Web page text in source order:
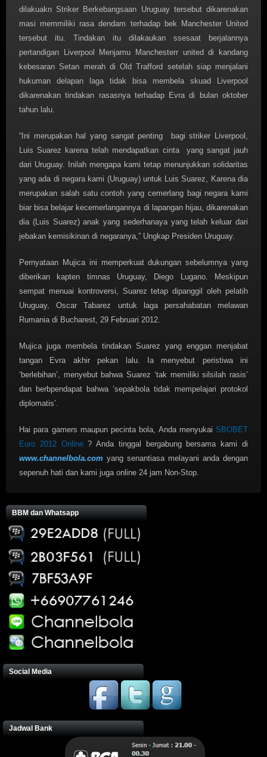
dilakuakn Striker Berkebangsaan Uruguay tersebut dikarenakan
masi memmiliki rasa dendam terhadap bek Manchester United
tersebut itu. Tindakan itu dilakaukan ssesaat berjalannya
pertandigan Liverpool Menjamu Manchesterr united di kandang
kebesaran Setan merah di Old Trafford setelah siap menjalani
hukuman delapan laga tidak bisa membela skuad Liverpool
dikarenakan tindakan rasasnya terhadap Evra di bulan oktober
tahun lalu.
“Ini merupakan hal yang sangat penting bagi striker Liverpool,
Luis Suarez karena telah mendapatkan cinta yang sangat jauh
dari Uruguay. Inilah mengapa kami tetap menunjukkan solidaritas
yang ada di negara kami (Uruguay) untuk Luis Suarez, Karena dia
merupakan salah satu contoh yang cemerlang bagi negara kami
biar bisa belajar kecemerlangannya di lapangan hijau, dikarenakan
dia (Luis Suarez) anak yang sederhanaya yang telah keluar dari
jebakan kemisikinan di negaranya,” Ungkap Presiden Uruguay.
Pernyataan Mujica ini memperkuat dukungan sebelumnya yang
diberikan kapten timnas Uruguay, Diego Lugano. Meskipun
sempat menuai kontroversi, Suarez tetap dipanggil oleh pelatih
Uruguay, Oscar Tabarez untuk laga persahabatan melawan
Rumania di Bucharest, 29 Februari 2012.
Mujica juga membela tindakan Suarez yang enggan menjabat
tangan Evra akhir pekan lalu. Ia menyebut peristiwa ini
‘berlebihan’, menyebut bahwa Suarez ‘tak memiliki silsilah rasis’
dan berbpendapat bahwa ‘sepakbola tidak mempelajari protokol
diplomatis’.
Hai para gamers maupun pecinta bola, Anda menyukai SBOBET
Euro 2012 Online? Anda tinggal bergabung bersama kami di
www.channelbola.com yang senantiasa melayani anda dengan
sepenuh hati dan kami juga online 24 jam Non-Stop.
BBM dan Whatsapp
Social Media
Jadwal Bank